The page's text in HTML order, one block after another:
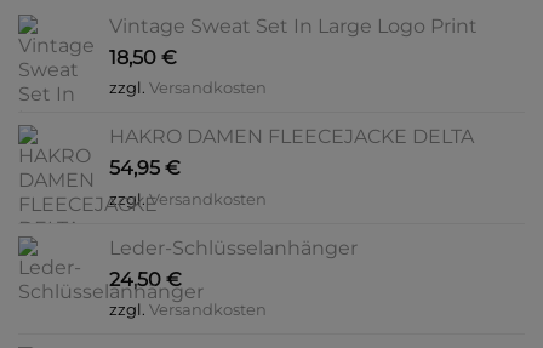
Vintage Sweat Set In Large Logo Print
18,50 €
zzgl. Versandkosten
HAKRO DAMEN FLEECEJACKE DELTA
54,95 €
zzgl.Versandkosten
Leder-Schlüsselanhänger
24,50 €
zzgl. Versandkosten